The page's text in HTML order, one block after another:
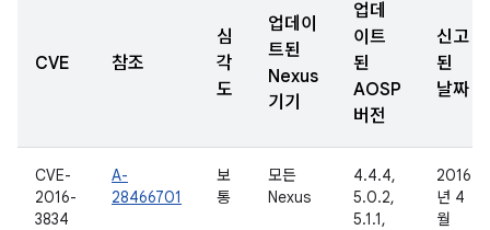
CVE 참조
심
각
도
업데이
트된
Nexus
기기
업데
이트
된
AOSP
버전
신고
된
날짜
CVE-
2016-
3834
A-
28466701
보
통
모든
Nexus
4.4.4,
5.0.2,
5.1.1,
2016
년 4
월